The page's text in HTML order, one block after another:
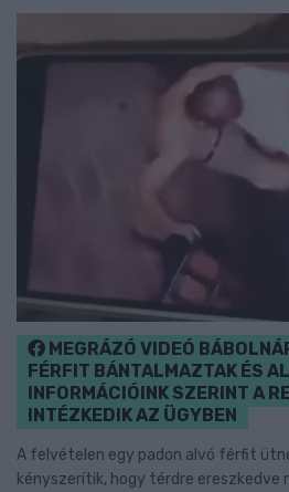
MEGRÁZÓ VIDEÓ
FÉRFIT BÁNTALMAZTAK ÉS
INFORMÁCIÓINK SZERINT A
INTÉZKEDIK AZ ÜGYBEN
A felvételen egy padon alvó férfit
kényszerítik, hogy térdre ereszkedve